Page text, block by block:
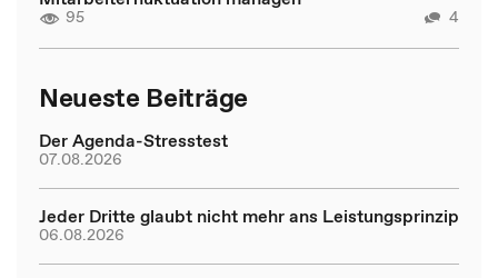
95 4
Neueste Beiträge
Der Agenda-Stresstest
07.08.2026
Jeder Dritte glaubt nicht mehr ans Leistungsprinzip
06.08.2026